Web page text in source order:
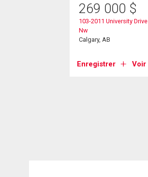
269 000 $
103-2011 University Drive
Nw
Calgary, AB
Enregistrer Voir